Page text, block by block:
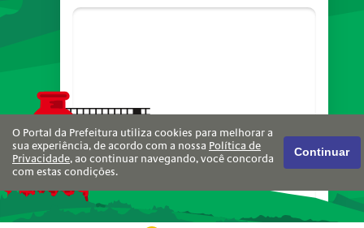
O Portal da Prefeitura utiliza cookies para melhorar a
sua experiência, de acordo com a nossa Política de
Privacidade, ao continuar navegando, você concorda
com estas condições.
Continuar